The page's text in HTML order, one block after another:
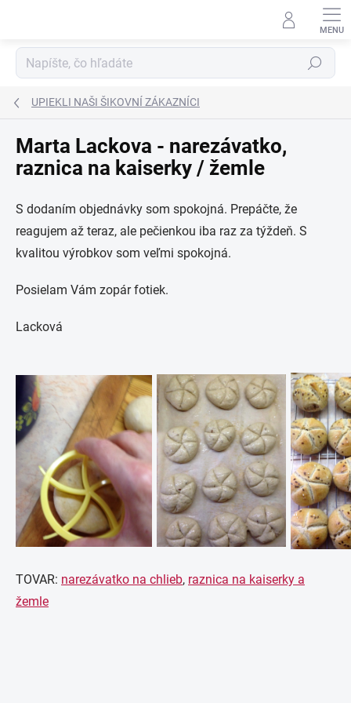
Hľadať
UPIEKLI NAŠI ŠIKOVNÍ ZÁKAZNÍCI
Marta Lackova - narezávatko,
raznica na kaiserky / žemle
S dodaním objednávky som spokojná. Prepáčte, že
reagujem až teraz, ale pečienkou iba raz za týždeň. S
kvalitou výrobkov som veľmi spokojná.
Posielam Vám zopár fotiek.
Lacková
TOVAR: narezávatko na chlieb, raznica na kaiserky a
žemle